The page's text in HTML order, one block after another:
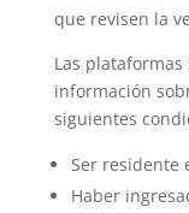
que revisen la
Las
información
siguientes
Ser residente
Haber